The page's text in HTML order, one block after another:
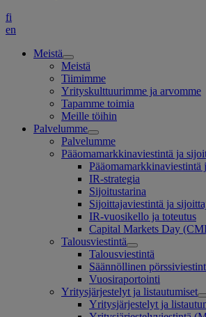
fi
en
Meistä
Meistä
Tiimimme
Yrityskulttuurimme ja arvomme
Tapamme toimia
Meille töihin
Palvelumme
Palvelumme
Pääomamarkkinaviestintä ja
IR-strategia
Sijoitustarina
Sijoittajaviestintä ja
IR-vuosikello ja toteutus
Capital Markets Day
Talousviestintä
Talousviestintä
Säännöllinen
Vuosiraportointi
Yritysjärjestelyt ja listautumiset
Yritysjärjestelyt ja